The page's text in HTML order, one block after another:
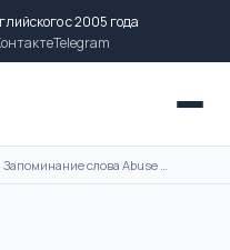
с 2005 года
Telegram
Запоминание слова Abuse с помощью ассоциативной картинки